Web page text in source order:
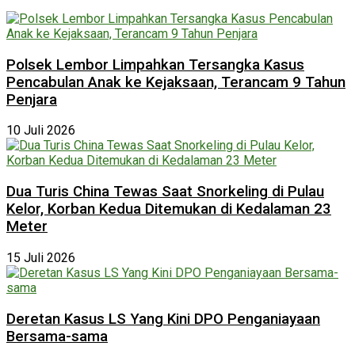
Polsek Lembor Limpahkan Tersangka Kasus
Pencabulan Anak ke Kejaksaan, Terancam 9 Tahun
Penjara
10 Juli 2026
Dua Turis China Tewas Saat Snorkeling di Pulau
Kelor, Korban Kedua Ditemukan di Kedalaman 23
Meter
15 Juli 2026
Deretan Kasus LS Yang Kini DPO Penganiayaan
Bersama-sama